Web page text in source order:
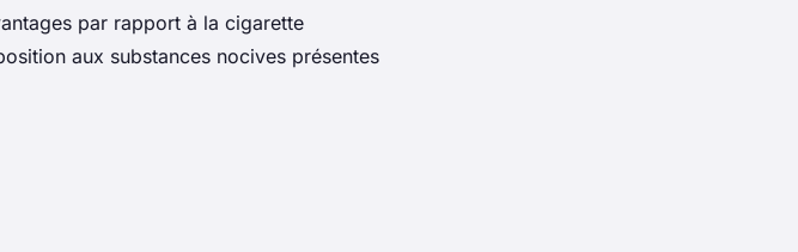
par rapport à la cigarette
aux substances nocives présentes